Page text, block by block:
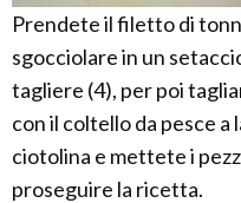
Prendete il filetto di
sgocciolare in un
tagliere (4), per poi
con il coltello da pesce a
ciotolina e mettete i
proseguire la ricetta.